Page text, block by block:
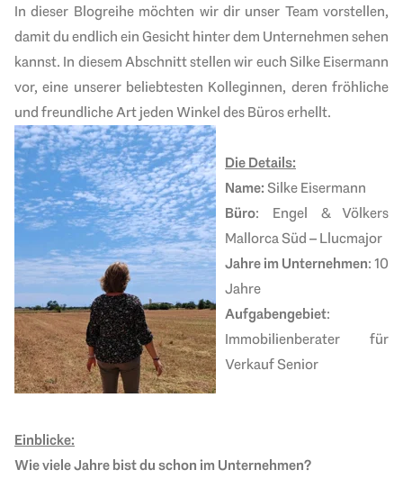
In dieser Blogreihe möchten wir dir unser Team vorstellen,
damit du endlich ein Gesicht hinter dem Unternehmen sehen
kannst. In diesem Abschnitt stellen wir euch Silke Eisermann
vor, eine unserer beliebtesten Kolleginnen, deren fröhliche
und freundliche Art jeden Winkel des Büros erhellt.
Die Details:
Name: Silke Eisermann
Büro: Engel & Völkers
Mallorca Süd – Llucmajor
Jahre im Unternehmen: 10
Jahre
Aufgabengebiet:
Immobilienberater für
Verkauf Senior
Einblicke:
Wie viele Jahre bist du schon im Unternehmen?